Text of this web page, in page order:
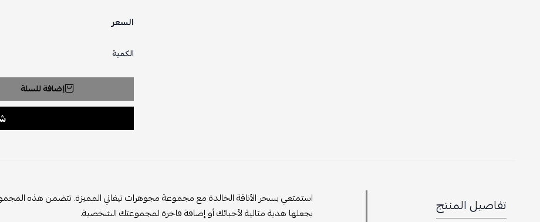
السعر
الكمية
إضافة للسلة
تفاصيل المنتج
استمتعي بسحر الأناقة الخالدة مع مجموعة مجوهرات تيفاني المميزة. تتضمن هذه
يجعلها هدية مثالية لأحبائك أو إضافة فاخرة لمجموعتك الشخصية.